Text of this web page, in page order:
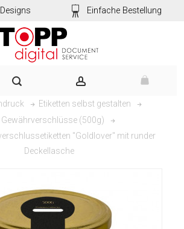
Einfache Bestellung
Etiketten selbst gestalten
Gewährverschlüsse (500g)
"Goldlover" mit runder
Deckellasche